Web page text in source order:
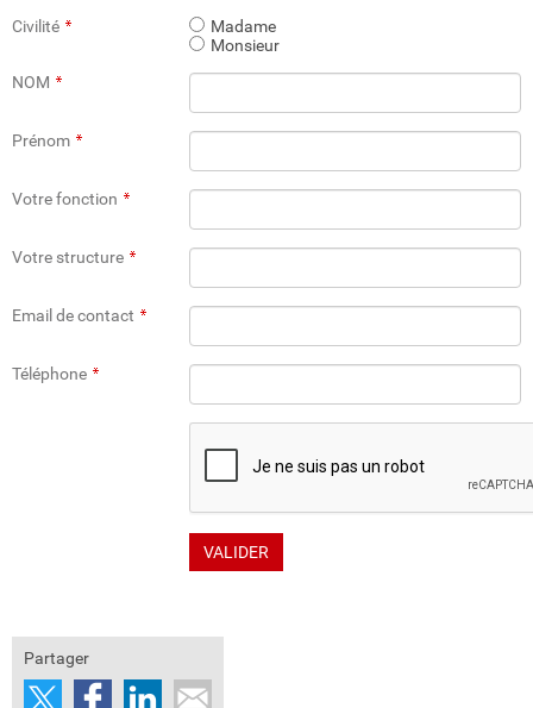
Civilité
Madame
Monsieur
NOM
Prénom
Votre fonction
Votre structure
Email de contact
Téléphone
Partager